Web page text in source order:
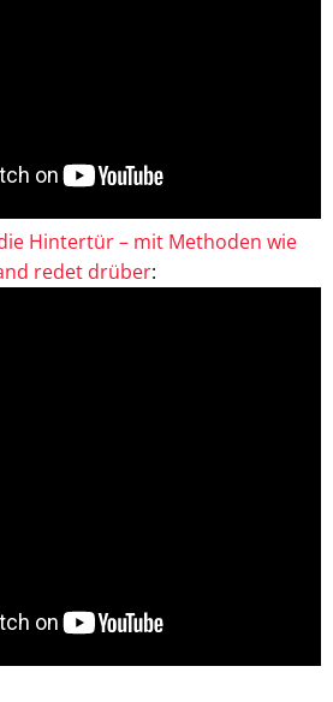
Hintertür – mit Methoden wie
redet drüber: